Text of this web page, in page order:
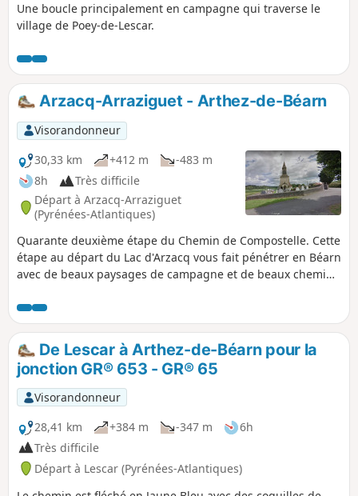
Une boucle principalement en campagne qui traverse le
village de Poey-de-Lescar.
Arzacq-Arraziguet - Arthez-de-Béarn
Visorandonneur
30,33 km
+412 m
-483 m
8h
Très difficile
Départ à Arzacq-Arraziguet
(Pyrénées-Atlantiques)
Quarante deuxième étape du Chemin de Compostelle. Cette
étape au départ du Lac d'Arzacq vous fait pénétrer en Béarn
avec de beaux paysages de campagne et de beaux chemins
De Lescar à Arthez-de-Béarn pour la
jonction GR® 653 - GR® 65
Visorandonneur
28,41 km
+384 m -347 m
6h
Très difficile
Départ à Lescar (Pyrénées-Atlantiques)